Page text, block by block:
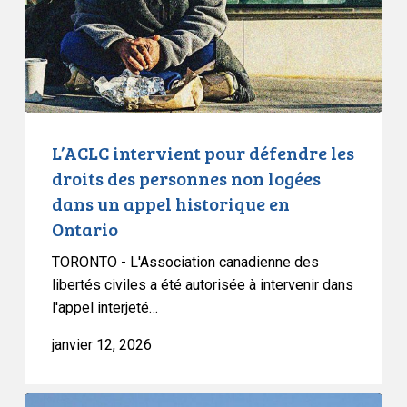
des
personnes
non
logées
dans
appel
historique
Ontario
L’ACLC intervient pour défendre les
droits des personnes non logées
dans un appel historique en
Ontario
TORONTO - L'Association canadienne des
libertés civiles a été autorisée à intervenir dans
l'appel interjeté…
janvier 12, 2026